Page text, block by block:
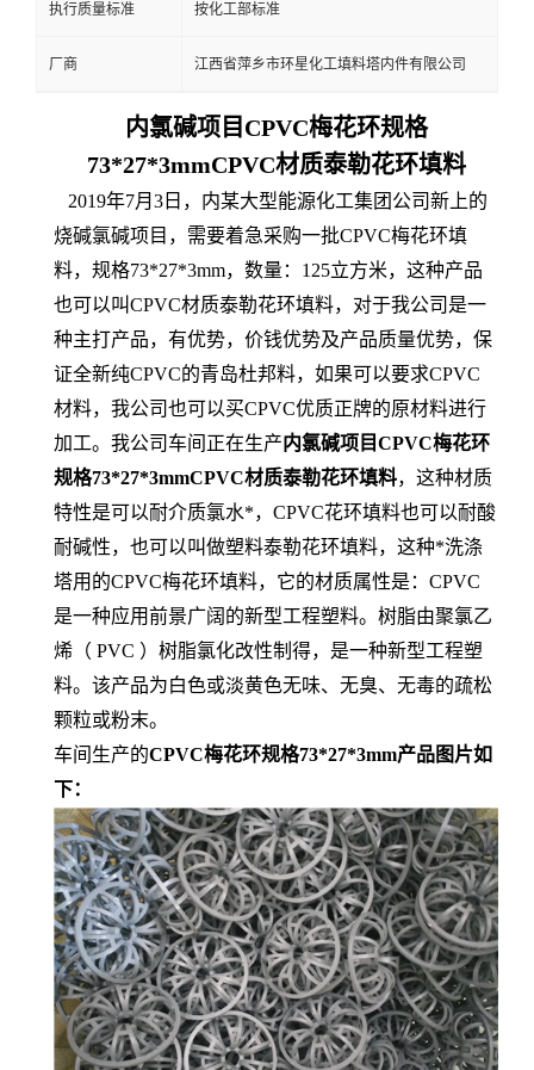
执行质量标准 按化工部标准
厂商 江西省萍乡市环星化工填料塔内件有限公司
内氯碱项目CPVC梅花环规格
73*27*3mmCPVC材质泰勒花环填料
2019年7月3日，内某大型能源化工集团公司新上的
烧碱氯碱项目，需要着急采购一批CPVC梅花环填
料，规格73*27*3mm，数量：125立方米，这种产品
也可以叫CPVC材质泰勒花环填料，对于我公司是一
种主打产品，有优势，价钱优势及产品质量优势，保
证全新纯CPVC的青岛杜邦料，如果可以要求CPVC
材料，我公司也可以买CPVC优质正牌的原材料进行
加工。我公司车间正在生产内氯碱项目CPVC梅花环
规格73*27*3mmCPVC材质泰勒花环填料，这种材质
特性是可以耐介质氯水*，CPVC花环填料也可以耐酸
耐碱性，也可以叫做塑料泰勒花环填料，这种*洗涤
塔用的CPVC梅花环填料，它的材质属性是：CPVC
是一种应用前景广阔的新型工程塑料。树脂由聚氯乙
烯（ PVC ）树脂氯化改性制得，是一种新型工程塑
料。该产品为白色或淡黄色无味、无臭、无毒的疏松
颗粒或粉末。
车间生产的CPVC梅花环规格73*27*3mm产品图片如
下：